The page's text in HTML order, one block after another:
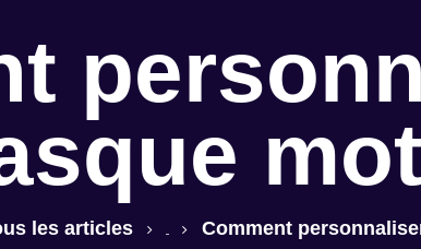
les articles Comment
Sécurité &
Réglementatio
n